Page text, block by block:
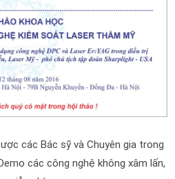
các Bác sỹ và Chuyên gia trong
các công nghệ không xâm lấn,